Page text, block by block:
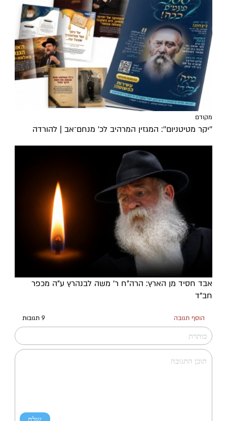
מקודם
''יקר מטיטניום'': המגזין המרהיב לכ’ מנחם־אב | להורדה
אבד חסיד מן הארץ: הרה"ח ר' משה לבנהרץ ע"ה מכפר
חב"ד
הוסף תגובה 9 תגובות